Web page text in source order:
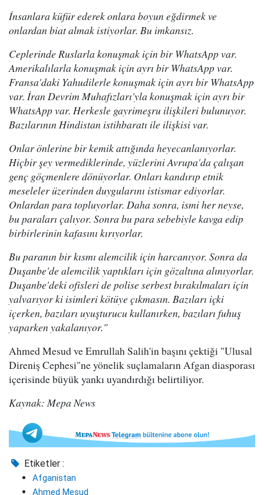
İnsanlara küfür ederek onlara boyun eğdirmek ve
onlardan biat almak istiyorlar. Bu imkansız.
Ceplerinde Ruslarla konuşmak için bir WhatsApp var.
Amerikalılarla konuşmak için ayrı bir WhatsApp var.
Fransa'daki Yahudilerle konuşmak için ayrı bir WhatsApp
var. İran Devrim Muhafızları'yla konuşmak için ayrı bir
WhatsApp var. Herkesle gayrimeşru ilişkileri bulunuyor.
Bazılarının Hindistan istihbaratı ile ilişkisi var.
Onlar önlerine bir kemik attığında heyecanlanıyorlar.
Hiçbir şey vermediklerinde, yüzlerini Avrupa'da çalışan
genç göçmenlere dönüyorlar. Onları kandırıp etnik
meseleler üzerinden duygularını istismar ediyorlar.
Onlardan para topluyorlar. Daha sonra, ismi her neyse,
bu paraları çalıyor. Sonra bu para sebebiyle kavga edip
birbirlerinin kafasını kırıyorlar.
Bu paranın bir kısmı alemcilik için harcanıyor. Sonra da
Duşanbe'de alemcilik yaptıkları için gözaltına alınıyorlar.
Duşanbe'deki ofisleri de polise serbest bırakılmaları için
yalvarıyor ki isimleri kötüye çıkmasın. Bazıları içki
içerken, bazıları uyuşturucu kullanırken, bazıları fuhuş
yaparken yakalanıyor."
Ahmed Mesud ve Emrullah Salih'in başını çektiği "Ulusal
Direniş Cephesi"ne yönelik suçlamaların Afgan diasporası
içerisinde büyük yankı uyandırdığı belirtiliyor.
Kaynak: Mepa News
Etiketler :
Afganistan
Ahmed Mesud